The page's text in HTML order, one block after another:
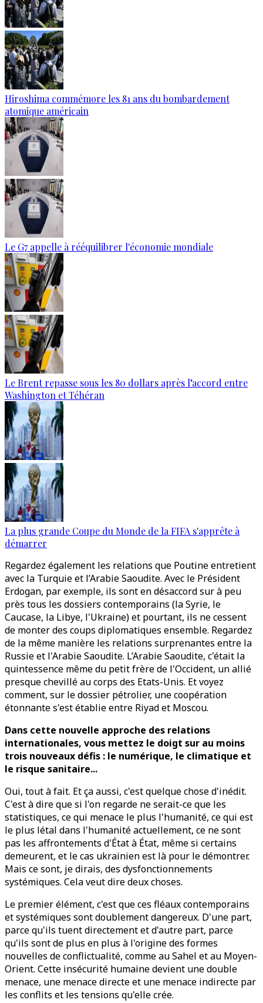
Hiroshima commémore les 81 ans du bombardement
atomique américain
Le G7 appelle à rééquilibrer l'économie mondiale
Le Brent repasse sous les 80 dollars après l’accord entre
Washington et Téhéran
La plus grande Coupe du Monde de la FIFA s'apprête à
démarrer
Regardez également les relations que Poutine entretient
avec la Turquie et l’Arabie Saoudite. Avec le Président
Erdogan, par exemple, ils sont en désaccord sur à peu
près tous les dossiers contemporains (la Syrie, le
Caucase, la Libye, l'Ukraine) et pourtant, ils ne cessent
de monter des coups diplomatiques ensemble. Regardez
de la même manière les relations surprenantes entre la
Russie et l'Arabie Saoudite. L’Arabie Saoudite, c'était la
quintessence même du petit frère de l'Occident, un allié
presque chevillé au corps des Etats-Unis. Et voyez
comment, sur le dossier pétrolier, une coopération
étonnante s'est établie entre Riyad et Moscou.
Dans cette nouvelle approche des relations
internationales, vous mettez le doigt sur au moins
trois nouveaux défis : le numérique, le climatique et
le risque sanitaire...
Oui, tout à fait. Et ça aussi, c'est quelque chose d'inédit.
C'est à dire que si l'on regarde ne serait-ce que les
statistiques, ce qui menace le plus l'humanité, ce qui est
le plus létal dans l'humanité actuellement, ce ne sont
pas les affrontements d'État à État, même si certains
demeurent, et le cas ukrainien est là pour le démontrer.
Mais ce sont, je dirais, des dysfonctionnements
systémiques. Cela veut dire deux choses.
Le premier élément, c'est que ces fléaux contemporains
et systémiques sont doublement dangereux. D'une part,
parce qu'ils tuent directement et d'autre part, parce
qu'ils sont de plus en plus à l'origine des formes
nouvelles de conflictualité, comme au Sahel et au Moyen-
Orient. Cette insécurité humaine devient une double
menace, une menace directe et une menace indirecte par
les conflits et les tensions qu'elle crée.